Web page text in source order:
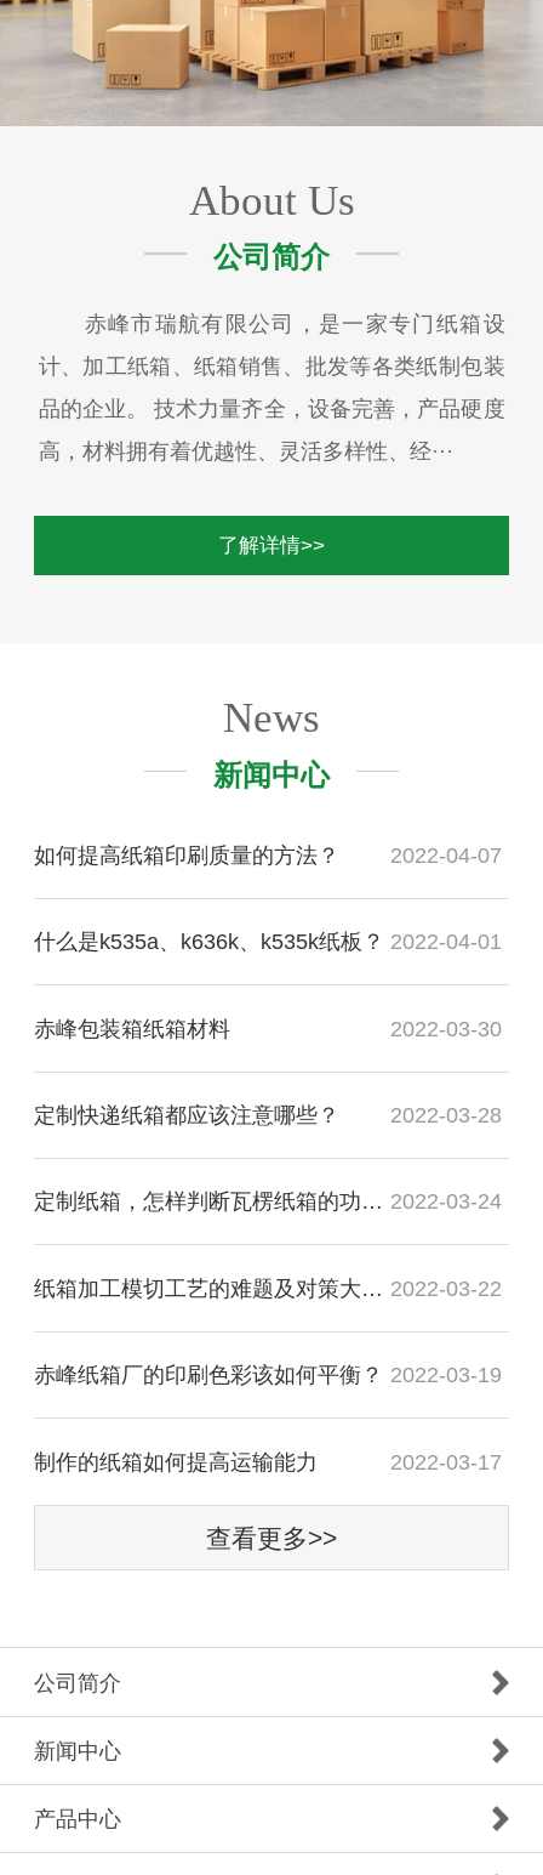
About Us
公司简介
赤峰市瑞航有限公司，是一家专门纸箱设
计、加工纸箱、纸箱销售、批发等各类纸制包装
品的企业。 技术力量齐全，设备完善，产品硬度
高，材料拥有着优越性、灵活多样性、经···
了解详情>>
News
新闻中心
如何提高纸箱印刷质量的方法？ 2022-04-07
什么是k535a、k636k、k535k纸板？ 2022-04-01
赤峰包装箱纸箱材料 2022-03-30
定制快递纸箱都应该注意哪些？ 2022-03-28
定制纸箱，怎样判断瓦楞纸箱的功能质量是否合格？ 2022-03-24
纸箱加工模切工艺的难题及对策大盘点 2022-03-22
赤峰纸箱厂的印刷色彩该如何平衡？ 2022-03-19
制作的纸箱如何提高运输能力 2022-03-17
查看更多>>
公司简介
新闻中心
产品中心